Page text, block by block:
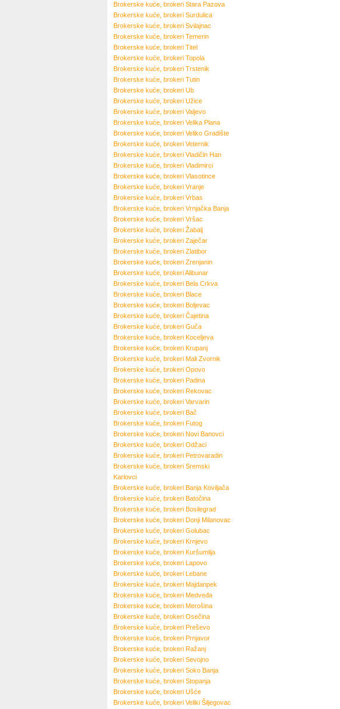
Brokerske kuće, brokeri Stara Pazova
Brokerske kuće, brokeri Surdulica
Brokerske kuće, brokeri Svilajnac
Brokerske kuće, brokeri Temerin
Brokerske kuće, brokeri Titel
Brokerske kuće, brokeri Topola
Brokerske kuće, brokeri Trstenik
Brokerske kuće, brokeri Tutin
Brokerske kuće, brokeri Ub
Brokerske kuće, brokeri Užice
Brokerske kuće, brokeri Valjevo
Brokerske kuće, brokeri Velika Plana
Brokerske kuće, brokeri Veliko Gradište
Brokerske kuće, brokeri Veternik
Brokerske kuće, brokeri Vladičin Han
Brokerske kuće, brokeri Vladimirci
Brokerske kuće, brokeri Vlasotince
Brokerske kuće, brokeri Vranje
Brokerske kuće, brokeri Vrbas
Brokerske kuće, brokeri Vrnjačka Banja
Brokerske kuće, brokeri Vršac
Brokerske kuće, brokeri Žabalj
Brokerske kuće, brokeri Zaječar
Brokerske kuće, brokeri Zlatibor
Brokerske kuće, brokeri Zrenjanin
Brokerske kuće, brokeriAlibunar
Brokerske kuće, brokeri Bela Crkva
Brokerske kuće, brokeri Blace
Brokerske kuće, brokeri Boljevac
Brokerske kuće, brokeri Čajetina
Brokerske kuće, brokeri Guča
Brokerske kuće, brokeri Koceljeva
Brokerske kuće, brokeri Krupanj
Brokerske kuće, brokeri Mali Zvornik
Brokerske kuće, brokeri Opovo
Brokerske kuće, brokeri Padina
Brokerske kuće, brokeri Rekovac
Brokerske kuće, brokeri Varvarin
Brokerske kuće, brokeri Bač
Brokerske kuće, brokeri Futog
Brokerske kuće, brokeri Novi Banovci
Brokerske kuće, brokeri Odžaci
Brokerske kuće, brokeri Petrovaradin
Brokerske kuće, brokeri Sremski
Karlovci
Brokerske kuće, brokeri Banja Koviljača
Brokerske kuće, brokeri Batočina
Brokerske kuće, brokeri Bosilegrad
Brokerske kuće, brokeri Donji Milanovac
Brokerske kuće, brokeri Golubac
Brokerske kuće, brokeri Krnjevo
Brokerske kuće, brokeri Kuršumlija
Brokerske kuće, brokeri Lapovo
Brokerske kuće, brokeri Lebane
Brokerske kuće, brokeri Majdanpek
Brokerske kuće, brokeri Medveđa
Brokerske kuće, brokeri Merošina
Brokerske kuće, brokeri Osečina
Brokerske kuće, brokeri Preševo
Brokerske kuće, brokeri Prnjavor
Brokerske kuće, brokeri Ražanj
Brokerske kuće, brokeri Sevojno
Brokerske kuće, brokeri Soko Banja
Brokerske kuće, brokeri Stopanja
Brokerske kuće, brokeri Ušće
Brokerske kuće, brokeri Veliki Šiljegovac